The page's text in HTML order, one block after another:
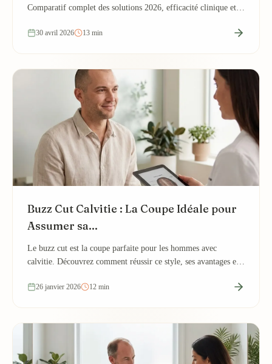
Comparatif complet des solutions 2026, efficacité clinique et
30 avril 2026 13 min
Buzz Cut Calvitie : La Coupe Idéale pour
Assumer sa...
Le buzz cut est la coupe parfaite pour les hommes avec
calvitie. Découvrez comment réussir ce style, ses avantages et
26 janvier 2026 12 min